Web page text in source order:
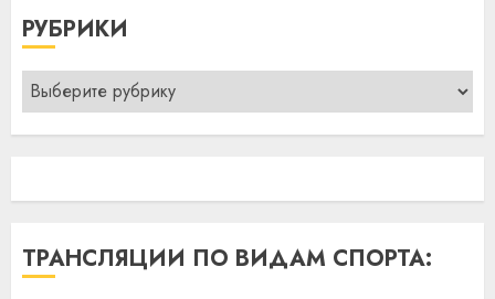
РУБРИКИ
Рубрики
ТРАНСЛЯЦИИ ПО ВИДАМ СПОРТА: